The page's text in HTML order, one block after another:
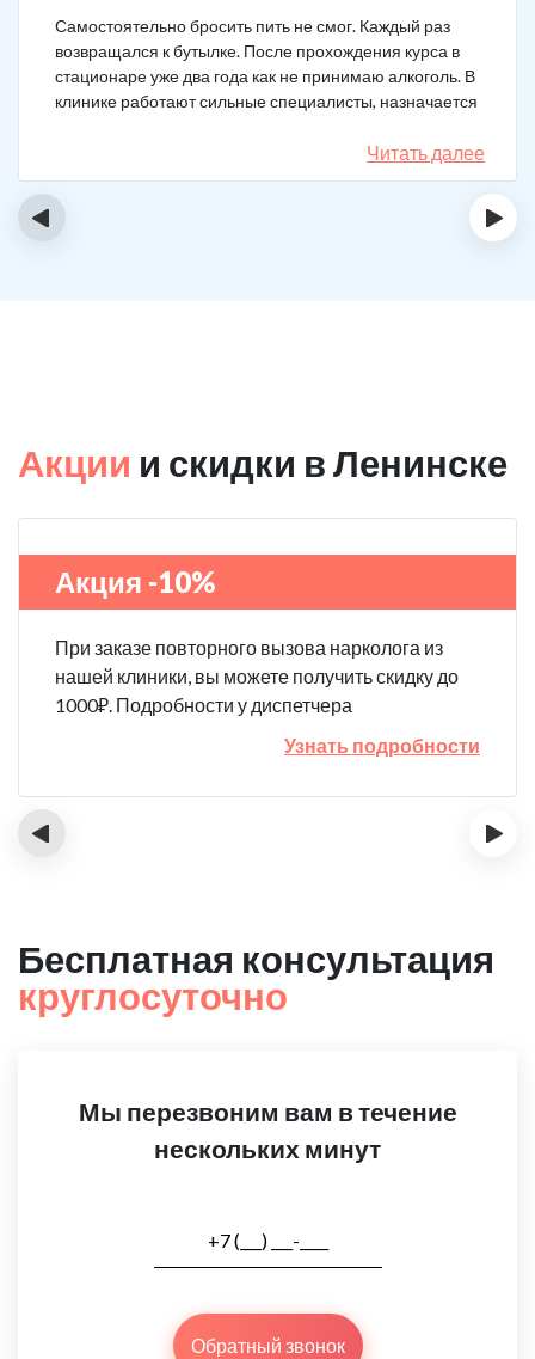
Самостоятельно бросить пить не смог. Каждый раз
возвращался к бутылке. После прохождения курса в
стационаре уже два года как не принимаю алкоголь. В
клинике работают сильные специалисты, назначается
Читать далее
‹ ›
Акции и скидки в Ленинске
Акция -10%
При заказе повторного вызова нарколога из
нашей клиники, вы можете получить скидку до
1000₽. Подробности у диспетчера
Узнать подробности
‹ ›
Бесплатная консультация
круглосуточно
Мы перезвоним вам в течение
нескольких минут
Обратный звонок